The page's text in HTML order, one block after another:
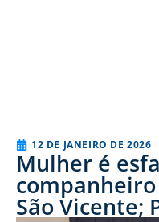
12 DE JANEIRO DE 2026
Mulher é
São Vicente;